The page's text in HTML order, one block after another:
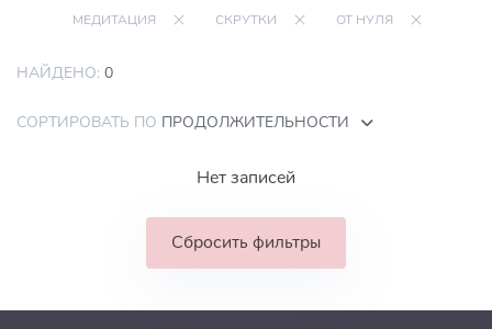
МЕДИТАЦИЯ СКРУТКИ ОТ НУЛЯ
НАЙДЕНО: 0
СОРТИРОВАТЬ ПО ПРОДОЛЖИТЕЛЬНОСТИ
Нет записей
Сбросить фильтры